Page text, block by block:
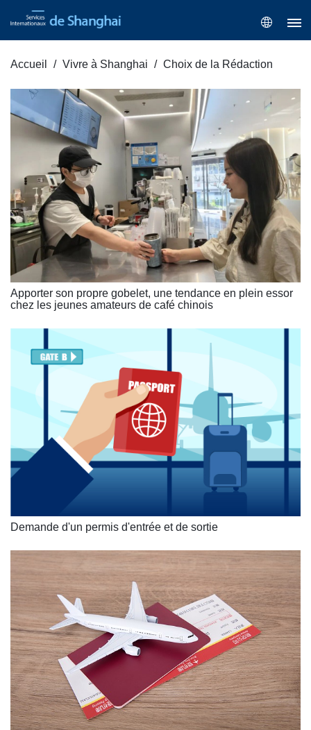
Accueil Vivre à Shanghai Choix de la Rédaction
Apporter son propre gobelet, une tendance en plein essor
chez les jeunes amateurs de café chinois
Demande d'un permis d'entrée et de sortie